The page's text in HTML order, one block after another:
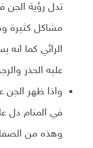
تدل رؤية
مشاكل كثيرة
الرائي كما
عليه الحذر
واذا ظهر الجن
في المنام دل
وهذه من